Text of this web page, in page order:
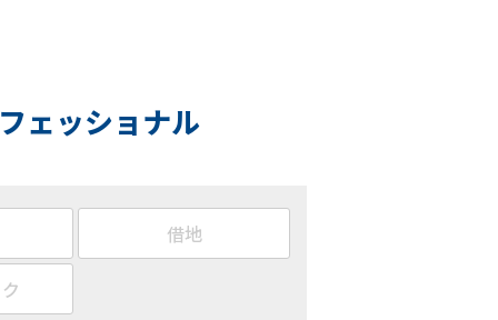
ェッショナル
借地